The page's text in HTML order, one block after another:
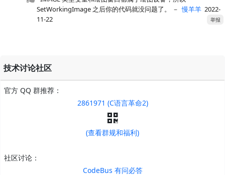
SetWorkingImage 之后你的代码就没问题了。
－慢羊羊 2022-
11-22
举报
技术讨论社区
官方 QQ 群推荐：
2861971 (C语言革命2)
(查看群规和福利)
社区讨论：
CodeBus 有问必答